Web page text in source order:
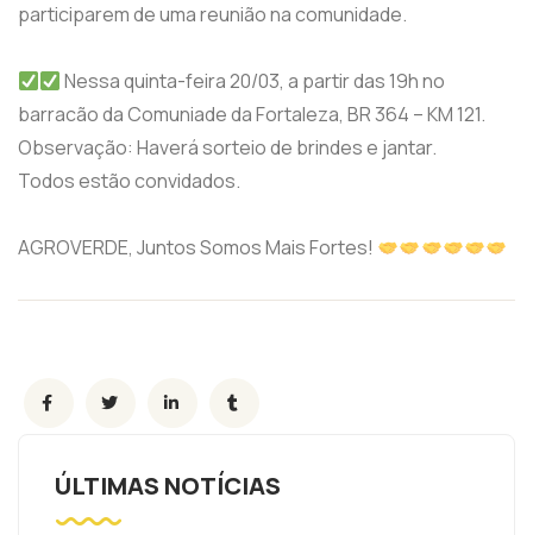
participarem de uma reunião na comunidade.
Nessa quinta-feira 20/03, a partir das 19h no
barracão da Comuniade da Fortaleza, BR 364 – KM 121.
Observação: Haverá sorteio de brindes e jantar.
Todos estão convidados.
AGROVERDE, Juntos Somos Mais Fortes!
ÚLTIMAS NOTÍCIAS